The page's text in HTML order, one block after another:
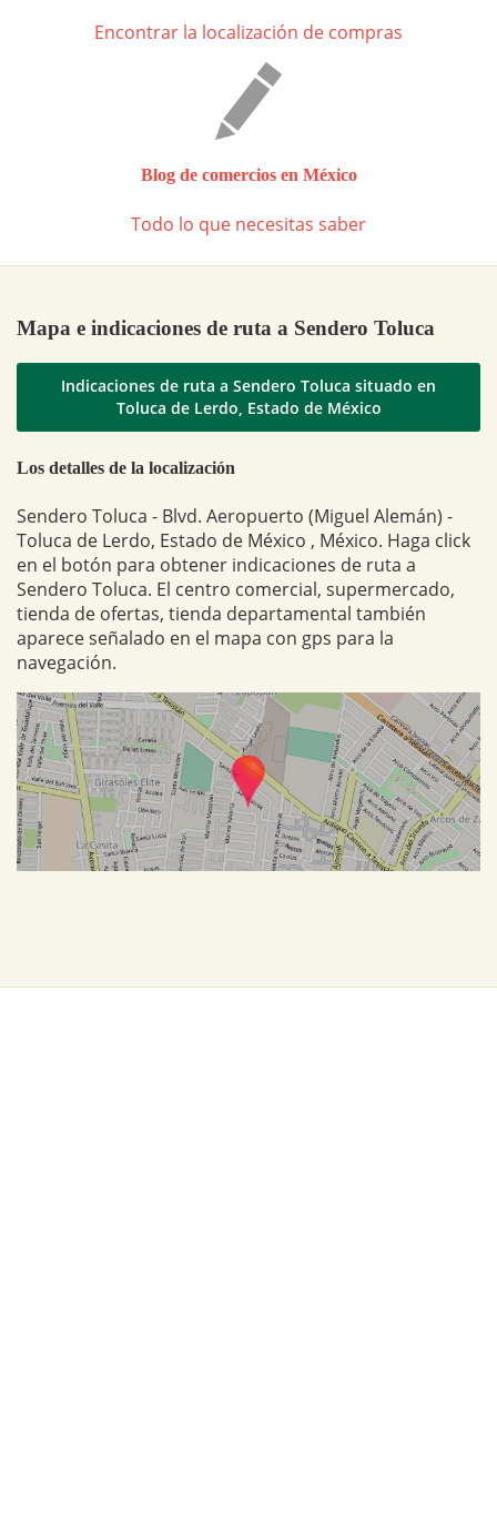
Encontrar la localización de compras
Blog de comercios en México
Todo lo que necesitas saber
Mapa e indicaciones de ruta a Sendero Toluca
Indicaciones de ruta a Sendero Toluca situado en
Toluca de Lerdo, Estado de México
Los detalles de la localización
Sendero Toluca - Blvd. Aeropuerto (Miguel Alemán) -
Toluca de Lerdo, Estado de México , México. Haga click
en el botón para obtener indicaciones de ruta a
Sendero Toluca. El centro comercial, supermercado,
tienda de ofertas, tienda departamental también
aparece señalado en el mapa con gps para la
navegación.